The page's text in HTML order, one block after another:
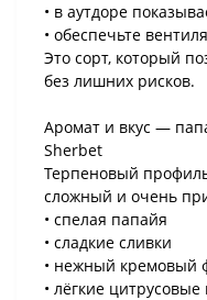
• в аутдоре
• обеспечьте
Это сорт, который
без лишних рисков.
Аромат и вкус —
Sherbet
Терпеновый
сложный и очень
• спелая папайя
• сладкие сливки
• нежный кремовый
• лёгкие цитрусовые